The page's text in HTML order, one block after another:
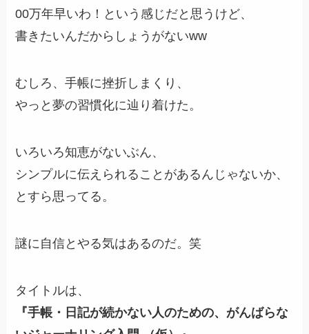
00万年早いわ！という感じだと思うけど、
書きたいんだからしょうがないww
むしろ、手帳に挫折しまくり、
やっと夢の習慣化に辿り着けた。
いろいろ知恵がないぶん、
シンプルに伝えられることがあるんじゃないか、
とすら思ってる。
謎に自信とやる気はあるのだ。笑
タイトルは、
『手帳・日記が続かない人のための、がんばらな